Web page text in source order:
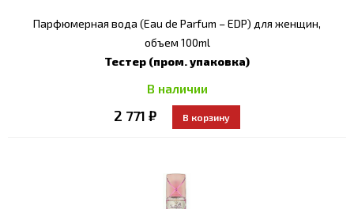
Парфюмерная вода (Eau de Parfum – EDP) для женщин,
объем 100ml
Тестер (пром. упаковка)
В наличии
2 771 ₽